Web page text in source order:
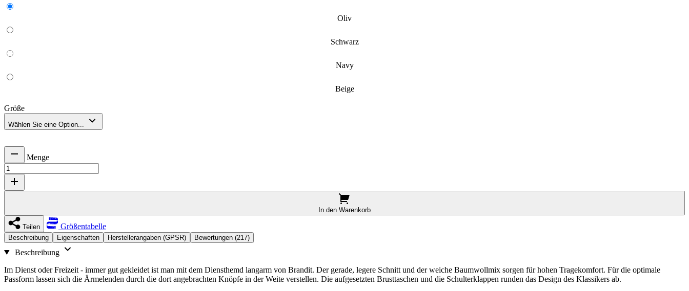
Oliv
Schwarz
Navy
Beige
Größe
Wählen Sie eine Option...
Menge
In den Warenkorb
Teilen Größentabelle
Beschreibung Eigenschaften Herstellerangaben (GPSR) Bewertungen (217)
Beschreibung
Im Dienst oder Freizeit - immer gut gekleidet ist man mit dem Diensthemd langarm von Brandit. Der gerade, legere Schnitt und der weiche Baumwollmix sorgen für hohen Tragekomfort. Für die optimale
Passform lassen sich die Ärmelenden durch die dort angebrachten Knöpfe in der Weite verstellen. Die aufgesetzten Brusttaschen und die Schulterklappen runden das Design des Klassikers ab.